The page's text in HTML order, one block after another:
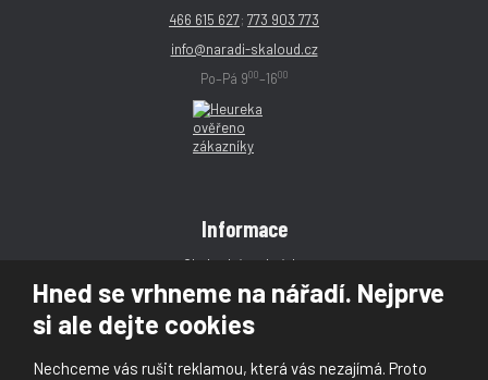
Hned se vrhneme na nářadí. Nejprve
si ale dejte cookies
Nechceme vás rušit reklamou, která vás nezajímá. Proto
466 615 627; 773 903 773
info@naradi-skaloud.cz
Po–Pá 900–1600
Informace
Obchodní podmínky
Reklamace
Magazín